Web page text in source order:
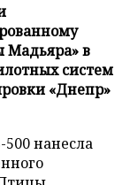
Мадьяра» в
систем
«Днепр»
нанесла